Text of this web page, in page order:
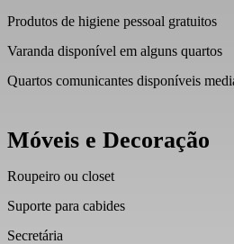
Produtos de higiene pessoal gratuitos
Varanda disponível em alguns quartos
Quartos comunicantes disponíveis
Móveis e Decoração
Roupeiro ou closet
Suporte para cabides
Secretária